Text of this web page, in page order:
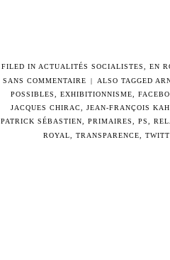
FILED IN ACTUALITÉS SOCIALISTES EN
SANS COMMENTAIRE
| ALSO TAGGED
POSSIBLES
EXHIBITIONNISME
JACQUES CHIRAC
JEAN-FRANÇOIS
PATRICK SÉBASTIEN
PRIMAIRES PS
ROYAL
TRANSPARENCE